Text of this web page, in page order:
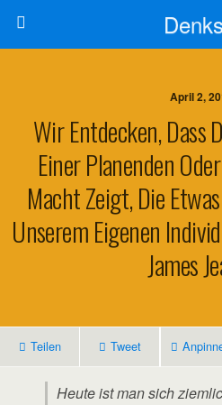
April 2,
Wir Entdecken, Dass
Einer Planenden
Macht Zeigt, Die
Unserem Eigenen
James
Teilen Tweet
Heute ist man sich